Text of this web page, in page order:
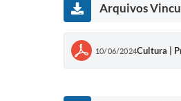
Arquivos
10/06/2024Cultura |